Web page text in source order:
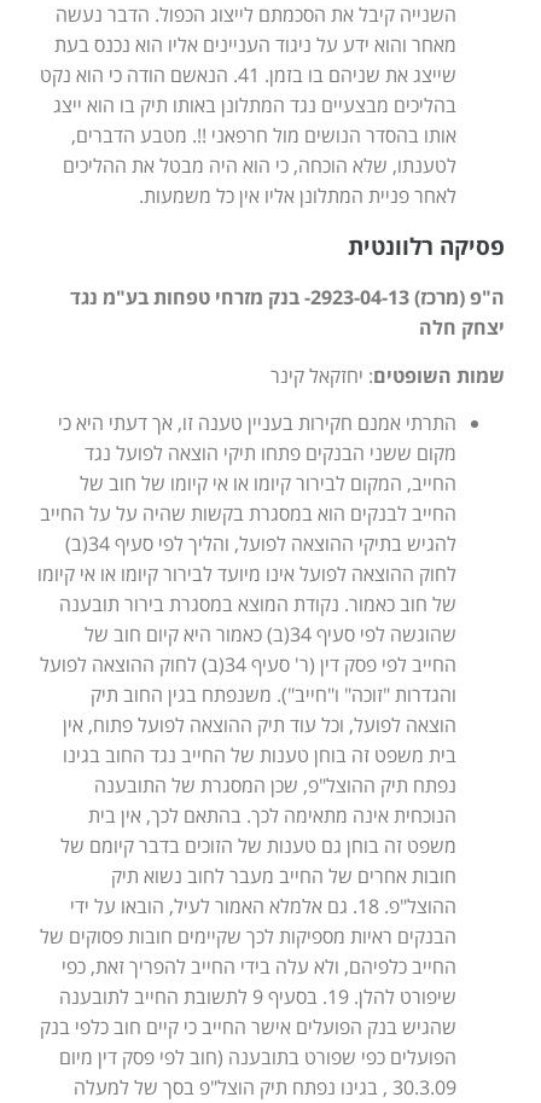
השנייה קיבל את הסכמתם לייצוג הכפול. הדבר נעשה
מאחר והוא ידע על ניגוד העניינים אליו הוא נכנס בעת
שייצג את שניהם בו בזמן. 41. הנאשם הודה כי הוא נקט
בהליכים מבצעיים נגד המתלונן באותו תיק בו הוא ייצג
אותו בהסדר הנושים מול חרפאני !!. מטבע הדברים,
לטענתו, שלא הוכחה, כי הוא היה מבטל את ההליכים
לאחר פניית המתלונן אליו אין כל משמעות.
פסיקה רלוונטית
ה"פ (מרכז) 2923-04-13- בנק מזרחי טפחות בע"מ נגד
יצחק חלה
שמות השופטים: יחזקאל קינר
התרתי אמנם חקירות בעניין טענה זו, אך דעתי היא כי
מקום ששני הבנקים פתחו תיקי הוצאה לפועל נגד
החייב, המקום לבירור קיומו או אי קיומו של חוב של
החייב לבנקים הוא במסגרת בקשות שהיה על על החייב
להגיש בתיקי ההוצאה לפועל, והליך לפי סעיף 34(ב)
לחוק ההוצאה לפועל אינו מיועד לבירור קיומו או אי קיומו
של חוב כאמור. נקודת המוצא במסגרת בירור תובענה
שהוגשה לפי סעיף 34(ב) כאמור היא קיום חוב של
החייב לפי פסק דין (ר' סעיף 34(ב) לחוק ההוצאה לפועל
והגדרות "זוכה" ו"חייב"). משנפתח בגין החוב תיק
הוצאה לפועל, וכל עוד תיק ההוצאה לפועל פתוח, אין
בית משפט זה בוחן טענות של החייב נגד החוב בגינו
נפתח תיק ההוצל"פ, שכן המסגרת של התובענה
הנוכחית אינה מתאימה לכך. בהתאם לכך, אין בית
משפט זה בוחן גם טענות של הזוכים בדבר קיומם של
חובות אחרים של החייב מעבר לחוב נשוא תיק
ההוצל"פ. 18. גם אלמלא האמור לעיל, הובאו על ידי
הבנקים ראיות מספיקות לכך שקיימים חובות פסוקים של
החייב כלפיהם, ולא עלה בידי החייב להפריך זאת, כפי
שיפורט להלן. 19. בסעיף 9 לתשובת החייב לתובענה
שהגיש בנק הפועלים אישר החייב כי קיים חוב כלפי בנק
הפועלים כפי שפורט בתובענה (חוב לפי פסק דין מיום
30.3.09 , בגינו נפתח תיק הוצל"פ בסך של למעלה